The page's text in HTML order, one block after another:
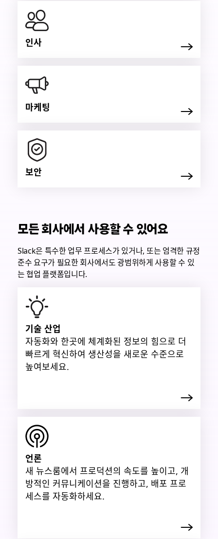
인사
마케팅
보안
모든 회사에서 사용할 수 있어요
Slack은 특수한 업무 프로세스가 있거나, 또는 엄격한 규정
준수 요구가 필요한 회사에서도 광범위하게 사용할 수 있
는 협업 플랫폼입니다.
기술 산업
자동화와 한곳에 체계화된 정보의 힘으로 더
빠르게 혁신하여 생산성을 새로운 수준으로
높여보세요.
언론
새 뉴스룸에서 프로덕션의 속도를 높이고, 개
방적인 커뮤니케이션을 진행하고, 배포 프로
세스를 자동화하세요.